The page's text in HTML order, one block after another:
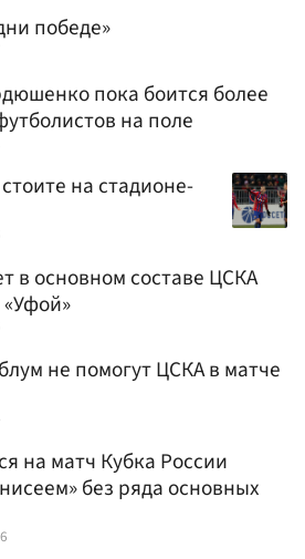
победе»
пока боится более
на поле
на стадионе-
в основном составе ЦСКА
не помогут ЦСКА в матче
на матч Кубка России
без ряда основных